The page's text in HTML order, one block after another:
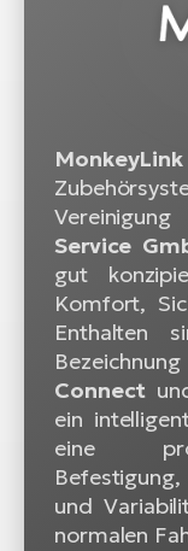
MonkeyLink
Service
gut
Komfort,
Enthalten
Connect
ein
eine
und
normalen